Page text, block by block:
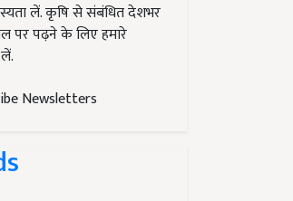
लें. कृषि से संबंधित देशभर
पर पढ़ने के लिए हमारे
Newsletters